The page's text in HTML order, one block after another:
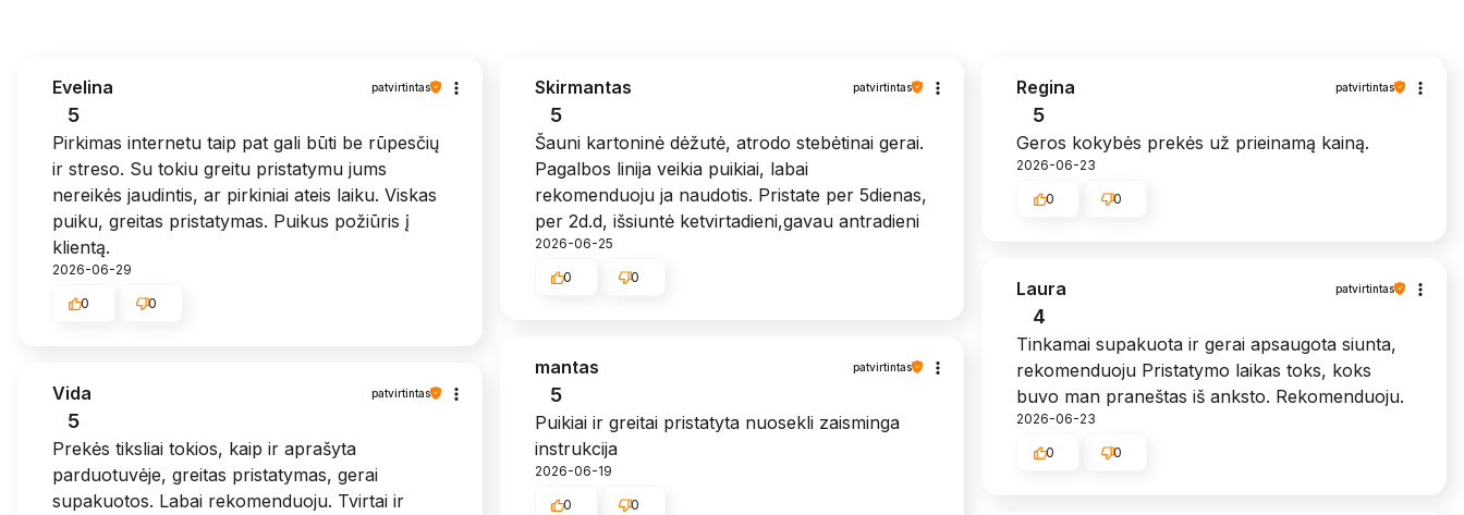
Evelina patvirtintas
5
Pirkimas internetu taip pat gali būti be rūpesčių
ir streso. Su tokiu greitu pristatymu jums
nereikės jaudintis, ar pirkiniai ateis laiku. Viskas
puiku, greitas pristatymas. Puikus požiūris į
klientą.
2026-06-29
0 0
Skirmantas patvirtintas
5
Šauni kartoninė dėžutė, atrodo stebėtinai gerai.
Pagalbos linija veikia puikiai, labai
rekomenduoju ja naudotis. Pristate per 5dienas,
per 2d.d, išsiuntė ketvirtadieni,gavau antradieni
2026-06-25
0 0
Regina patvirtintas
5
Geros kokybės prekės už prieinamą kainą.
2026-06-23
0 0
Laura patvirtintas
4
Tinkamai supakuota ir gerai apsaugota siunta,
rekomenduoju Pristatymo laikas toks, koks
buvo man praneštas iš anksto. Rekomenduoju.
2026-06-23
0 0
mantas patvirtintas
5
Puikiai ir greitai pristatyta nuosekli zaisminga
instrukcija
2026-06-19
0 0
Vida patvirtintas
5
Prekės tiksliai tokios, kaip ir aprašyta
parduotuvėje, greitas pristatymas, gerai
supakuotos. Labai rekomenduoju. Tvirtai ir